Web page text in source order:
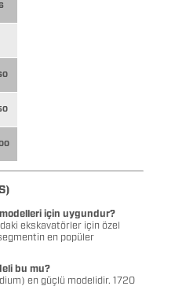
için uygundur?
ekskavatörler için özel
en popüler
bu mu?
en güçlü modelidir. 1720